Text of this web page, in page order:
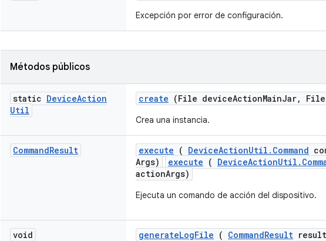
Excepción por error de configuración.
Métodos públicos
static DeviceAction
Util
create (File deviceActionMainJar,
Crea una instancia.
CommandResult execute ( DeviceActionUtil . Command
Args)
execute (
actionArgs)
Ejecuta un comando de acción del dispositivo.
void generateLogFile ( CommandResult